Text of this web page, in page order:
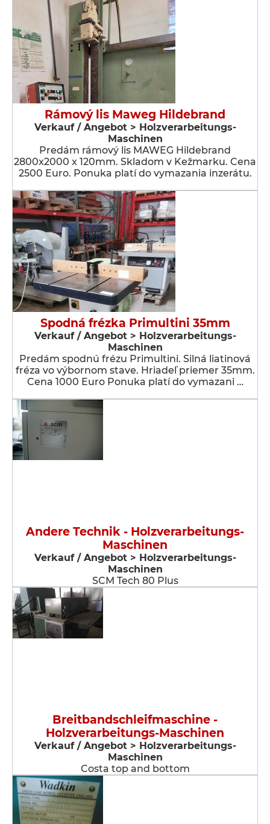
Rámový lis Maweg Hildebrand
Verkauf / Angebot > Holzverarbeitungs-
Maschinen
Predám rámový lis MAWEG Hildebrand
2800x2000 x 120mm. Skladom v Kežmarku. Cena
2500 Euro. Ponuka platí do vymazania inzerátu.
Spodná frézka Primultini 35mm
Verkauf / Angebot > Holzverarbeitungs-
Maschinen
Predám spodnú frézu Primultini. Silná liatinová
fréza vo výbornom stave. Hriadeľ priemer 35mm.
Cena 1000 Euro Ponuka platí do vymazani …
Andere Technik - Holzverarbeitungs-
Maschinen
Verkauf / Angebot > Holzverarbeitungs-
Maschinen
SCM Tech 80 Plus
Breitbandschleifmaschine -
Holzverarbeitungs-Maschinen
Verkauf / Angebot > Holzverarbeitungs-
Maschinen
Costa top and bottom